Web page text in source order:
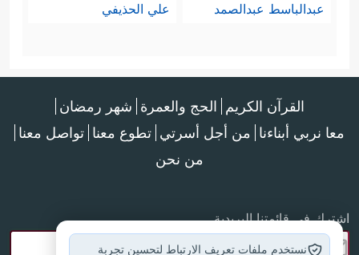
عبدالباسط عبدالصمد علي الحذيفي
القرآن الكريم الحج والعمرة شهر رمضان
معا نربي أبناءنا من أجل أسرتي تطوع معنا تواصل معنا
من نحن
اشترك في قائمتنا البريدية
نستخدم ملفات تعريف الارتباط لتحسين تجربة